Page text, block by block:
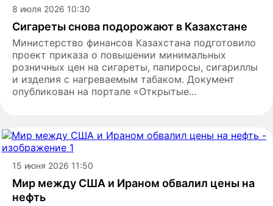
8 июля 2026 10:30
Сигареты снова подорожают в Казахстане
Министерство финансов Казахстана подготовило
проект приказа о повышении минимальных
розничных цен на сигареты, папиросы, сигариллы
и изделия с нагреваемым табаком. Документ
опубликован на портале «Открытые...
15 июня 2026 11:50
Мир между США и Ираном обвалил цены на
нефть